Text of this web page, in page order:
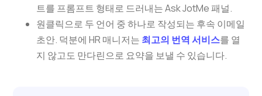
트를 프롬프트 형태로 드러내는 Ask JotMe 패널.
원클릭으로 두 언어 중 하나로 작성되는 후속 이메일
초안. 덕분에 HR 매니저는 최고의 번역 서비스를 열
지 않고도 만다린으로 요약을 보낼 수 있습니다.